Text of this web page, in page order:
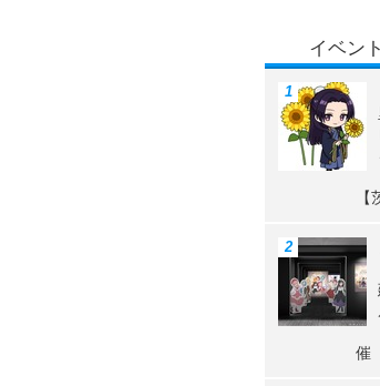
イベン
【
催